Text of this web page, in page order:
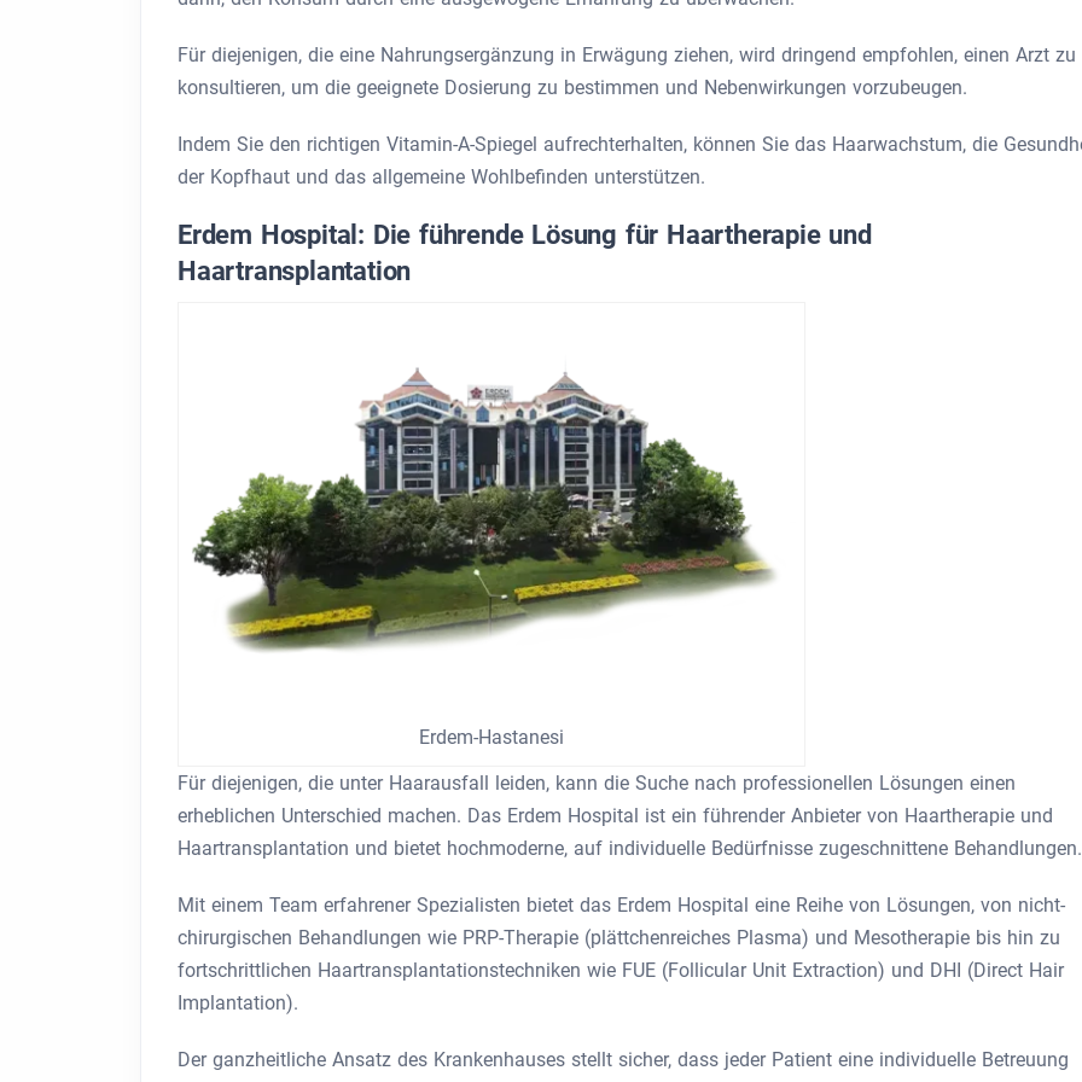
Für diejenigen, die eine Nahrungsergänzung in Erwägung ziehen, wird dringend empfohlen, einen Arzt zu
konsultieren, um die geeignete Dosierung zu bestimmen und Nebenwirkungen vorzubeugen.
Indem Sie den richtigen Vitamin-A-Spiegel aufrechterhalten, können Sie das Haarwachstum, die
der Kopfhaut und das allgemeine Wohlbefinden unterstützen.
Erdem Hospital: Die führende Lösung für Haartherapie und
Haartransplantation
Erdem-Hastanesi
Für diejenigen, die unter Haarausfall leiden, kann die Suche nach professionellen Lösungen einen
erheblichen Unterschied machen. Das Erdem Hospital ist ein führender Anbieter von Haartherapie und
Haartransplantation und bietet hochmoderne, auf individuelle Bedürfnisse zugeschnittene Behandlungen.
Mit einem Team erfahrener Spezialisten bietet das Erdem Hospital eine Reihe von Lösungen, von nicht-
chirurgischen Behandlungen wie PRP-Therapie (plättchenreiches Plasma) und Mesotherapie bis hin zu
fortschrittlichen Haartransplantationstechniken wie FUE (Follicular Unit Extraction) und DHI (Direct Hair
Implantation).
Der ganzheitliche Ansatz des Krankenhauses stellt sicher, dass jeder Patient eine individuelle Betreuung